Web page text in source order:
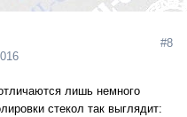
#8
лишь немного
стекол так выглядит: